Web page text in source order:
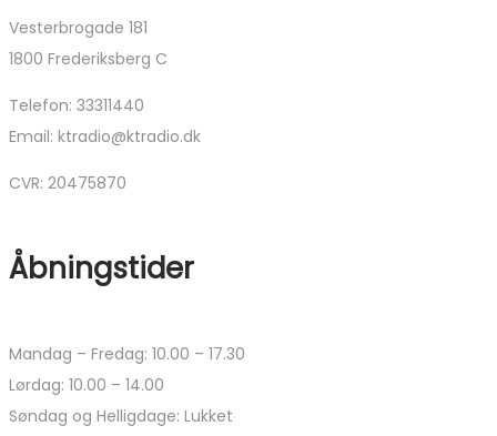
Vesterbrogade 181
1800 Frederiksberg C
Telefon: 33311440
Email: ktradio@ktradio.dk
CVR: 20475870
Åbningstider
Mandag – Fredag: 10.00 – 17.30
Lørdag: 10.00 – 14.00
Søndag og Helligdage: Lukket